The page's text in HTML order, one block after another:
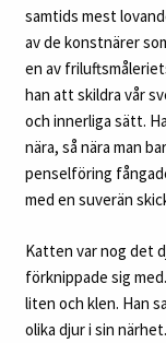
samtids mest
av de konstnärer
en av
han att skildra vår
och innerliga sätt.
nära, så nära man
penselföring
med en suverän
Katten var nog det
förknippade sig
liten och klen. Han
olika djur i sin